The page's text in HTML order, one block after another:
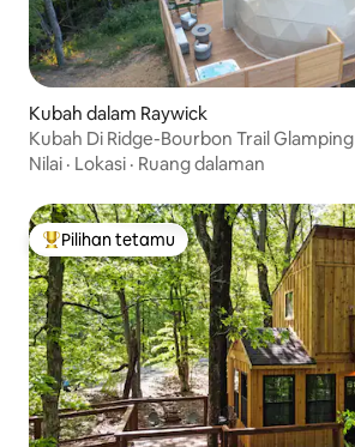
Kubah dalam Raywick
Kubah Di Ridge-Bourbon Trail Glamping
Nilai · Lokasi · Ruang dalaman
Pilihan utama tetamu
Pilihan tetamu